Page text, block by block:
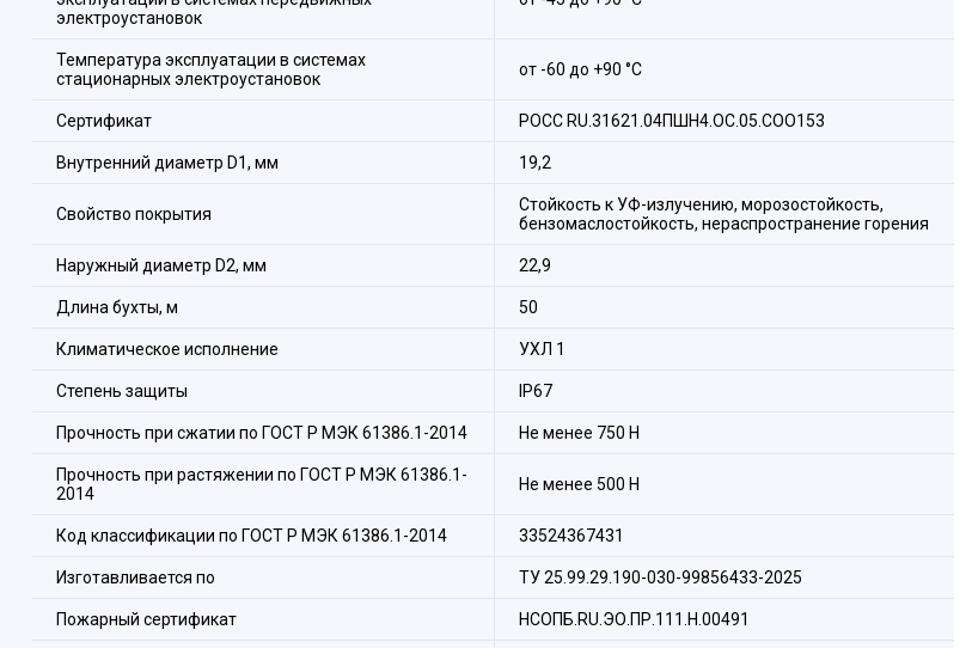
электроустановок
Температура эксплуатации в системах
стационарных электроустановок
от -60 до +90 °С
Сертификат РОСС RU.31621.04ПШН4.ОС.05.СОО153
Внутренний диаметр D1, мм 19,2
Свойство покрытия
Стойкость к УФ-излучению, морозостойкость,
бензомаслостойкость, нераспространение горения
Наружный диаметр D2, мм 22,9
Длина бухты, м 50
Климатическое исполнение УХЛ 1
Степень защиты IP67
Прочность при сжатии по ГОСТ Р МЭК 61386.1-2014 Не менее 750 H
Прочность при растяжении по ГОСТ Р МЭК 61386.1-
2014
Не менее 500 Н
Код классификации по ГОСТ Р МЭК 61386.1-2014 33524367431
Изготавливается по ТУ 25.99.29.190-030-99856433-2025
Пожарный сертификат НСОПБ.RU.ЭО.ПР.111.Н.00491